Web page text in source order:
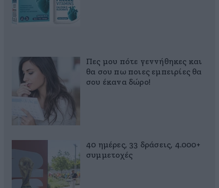
Πες μου πότε γεννήθηκες και
θα σου πω ποιες εμπειρίες θα
σου έκανα δώρο!
40 ημέρες, 33 δράσεις, 4.000+
συμμετοχές